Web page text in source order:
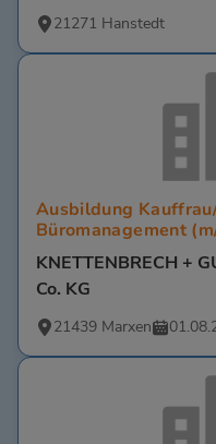
21271 Hanstedt
Ausbildung
Büromanagement
KNETTENBRECH +
Co. KG
21439 Marxen